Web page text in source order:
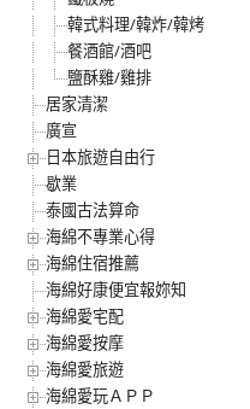
韓式料理/韓炸/韓烤
餐酒館/酒吧
鹽酥雞/雞排
居家清潔
廣宣
日本旅遊自由行
歇業
泰國古法算命
海綿不專業心得
海綿住宿推薦
海綿好康便宜報妳知
海綿愛宅配
海綿愛按摩
海綿愛旅遊
海綿愛玩ＡＰＰ